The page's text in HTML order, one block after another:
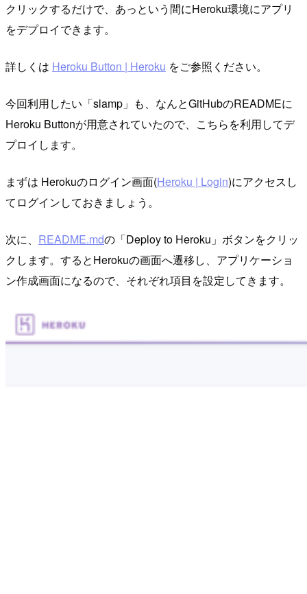
クリックするだけで、あっという間にHeroku環境にアプリ
をデプロイできます。
詳しくは Heroku Button | Heroku をご参照ください。
今回利用したい「slamp」も、なんとGitHubのREADMEに
Heroku Buttonが用意されていたので、こちらを利用してデ
プロイします。
まずは Herokuのログイン画面(Heroku | Login)にアクセスし
てログインしておきましょう。
次に、 README.mdの「Deploy to Heroku」ボタンをクリッ
クします。するとHerokuの画面へ遷移し、アプリケーショ
ン作成画面になるので、それぞれ項目を設定してきます。